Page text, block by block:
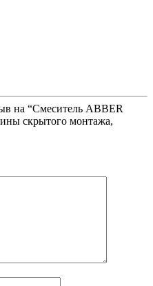
на “Смеситель ABBER
скрытого монтажа,